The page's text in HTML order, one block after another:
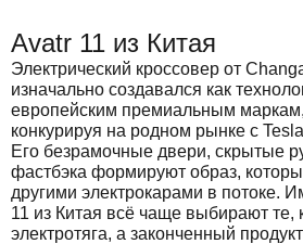
Avatr 11 из Китая
Электрический кроссовер от
изначально создавался как
европейским премиальным
конкурируя на родном рынке с
Его безрамочные двери, скрытые
фастбэка формируют образ,
другими электрокарами в потоке.
11 из Китая всё чаще выбирают те,
электротяга, а законченный